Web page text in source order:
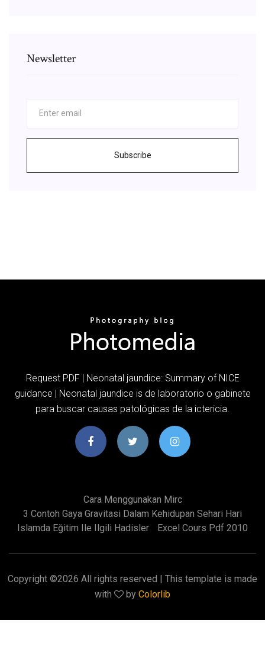
Newsletter
Subscribe
Request PDF | Neonatal jaundice: Summary of NICE
guidance | Neonatal jaundice is de laboratorio o gabinete
para buscar causas patológicas de la ictericia.
Cara Menggunakan Mirc
3 Contoh Gaya Gravitasi Dalam Kehidupan Sehari Hari
Islamda Eğitim Ile Ilgili Hadisler
Excel Cours Pdf 2010
Copyright ©2026 All rights reserved | This template is made
with
by Colorlib